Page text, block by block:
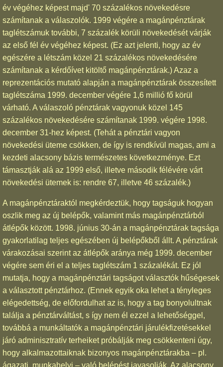
év végéhez képest majd' 70 százalékos növekedésre
számítanak a válaszolók. 1999 végére a magánpénztárak
taglétszámuk további, 7 százalék körüli növekedését várják
az első fél év végéhez képest. (Ez azt jelenti, hogy az év
egészére a létszám közel 21 százalékos növekedésére
számítanak a kérdőívet kitöltő magánpénztárak.) Azaz a
reprezentációs mutató alapján a magánpénztárak összesített
taglétszáma 1999. december végére 1,6 millió fő körül
várható. A válaszoló pénztárak vagyonuk közel 145
százalékos növekedésére számítanak 1999. végére 1998.
december 31-hez képest. (Tehát a pénztári vagyon
növekedési üteme csökken, de így is rendkívül magas, ami a
kezdeti alacsony bázis természetes következménye. Ezt
támasztják alá az 1999 első, illetve második félévére várt
növekedési ütemek is: rendre 67, illetve 46 százalék.)
A magánpénztáraktól megkérdeztük, hogy tagságuk hogyan
oszlik meg az új belépők, valamint más magánpénztárból
átlépők között. 1998. június 30-án a magánpénztárak tagsága
gyakorlatilag teljes egészében új belépőkből állt. A pénztárak
várakozásai szerint az átlépők aránya még 1999. december
végére sem éri el a teljes taglétszám 1 százalékát. Ez jól
mutatja, hogy a magánpénztári tagságot választók hűségesek
a választott pénztárhoz. (Ennek egyik oka lehet a tényleges
elégedettség, de előfordulhat az is, hogy a tag bonyolultnak
találja a pénztárváltást, s így nem él ezzel a lehetőséggel,
továbbá a munkáltatók a magánpénztári járulékfizetésekkel
járó adminisztratív terheiket próbálják meg csökkenteni úgy,
hogy alkalmazottaiknak bizonyos magánpénztárakba – pl.
ágazati, munkahelyi – való belépést javasolják. Az alacsony